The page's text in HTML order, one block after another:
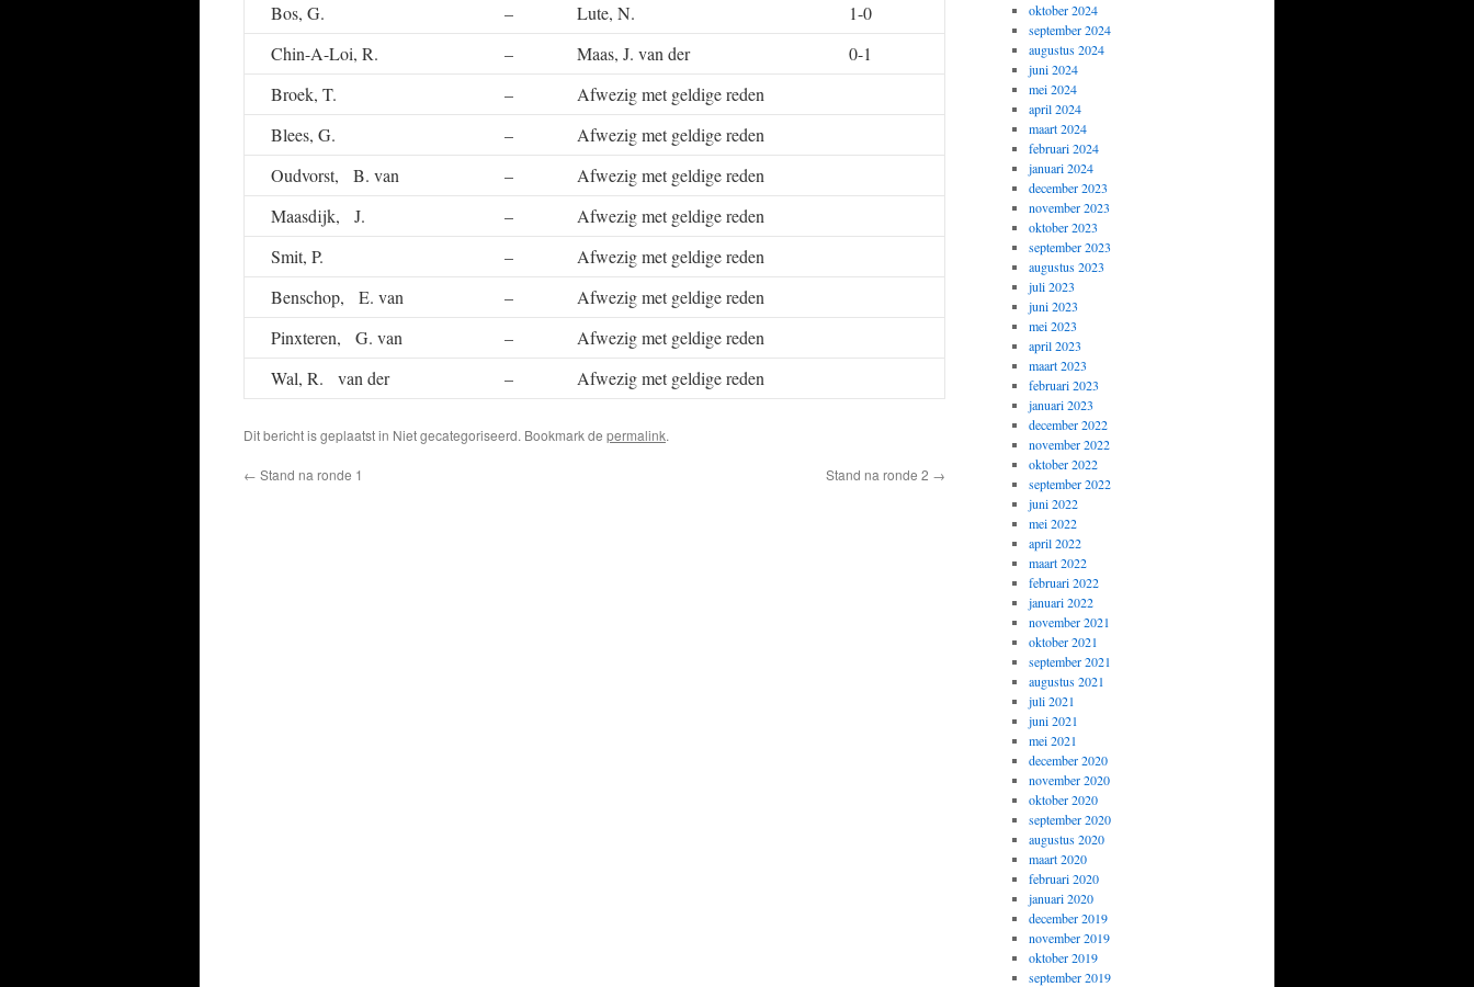
Bos, G.
– Lute, N.
1-0
Chin-A-Loi, R.
– Maas, J. van der
0-1
Broek, T.
–
Afwezig met geldige reden
Blees, G.
–
Afwezig met geldige reden
Oudvorst, B. van
–
Afwezig met geldige reden
Maasdijk, J.
–
Afwezig met geldige reden
Smit, P.
–
Afwezig met geldige reden
Benschop, E. van
–
Afwezig met geldige reden
Pinxteren, G. van
–
Afwezig met geldige reden
Wal, R. van der
– Afwezig met geldige reden
Dit bericht is geplaatst in Niet gecategoriseerd. Bookmark de permalink.
← Stand na ronde 1 Stand na ronde 2 →
oktober 2024
september 2024
augustus 2024
juni 2024
mei 2024
april 2024
maart 2024
februari 2024
januari 2024
december 2023
november 2023
oktober 2023
september 2023
augustus 2023
juli 2023
juni 2023
mei 2023
april 2023
maart 2023
februari 2023
januari 2023
december 2022
november 2022
oktober 2022
september 2022
juni 2022
mei 2022
april 2022
maart 2022
februari 2022
januari 2022
november 2021
oktober 2021
september 2021
augustus 2021
juli 2021
juni 2021
mei 2021
december 2020
november 2020
oktober 2020
september 2020
augustus 2020
maart 2020
februari 2020
januari 2020
december 2019
november 2019
oktober 2019
september 2019